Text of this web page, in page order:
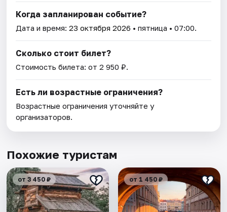
Когда запланирован событие?
Дата и время:23 октября 2026 • пятница • 07:00.
Сколько стоит билет?
Стоимость билета: от 2 950 ₽.
Есть ли возрастные ограничения?
Возрастные ограничения уточняйте у
организаторов.
Похожие туристам
от 3 450 ₽ от 1 450 ₽